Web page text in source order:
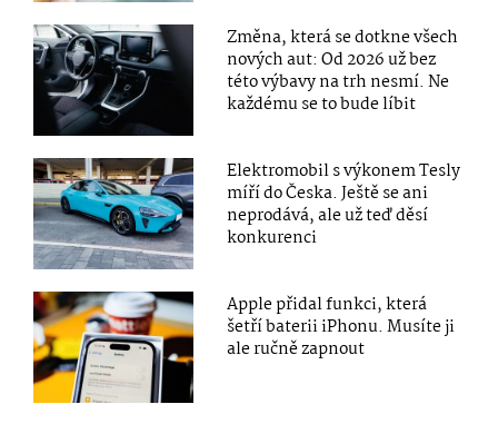
Změna, která se dotkne všech
nových aut: Od 2026 už bez
této výbavy na trh nesmí. Ne
každému se to bude líbit
Elektromobil s výkonem Tesly
míří do Česka. Ještě se ani
neprodává, ale už teď děsí
konkurenci
Apple přidal funkci, která
šetří baterii iPhonu. Musíte ji
ale ručně zapnout